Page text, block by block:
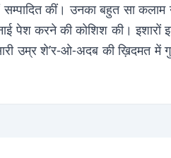
कीं। उनका बहुत सा
करने की कोशिश की। इशारों
उम्र शे’र-ओ-अदब की ख़िदमत